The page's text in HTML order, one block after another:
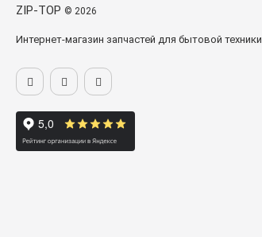
ZIP-TOP © 2026
Интернет-магазин запчастей для бытовой техники